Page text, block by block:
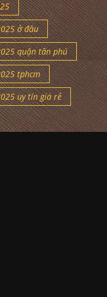
ở đâu
quận tân phú
tphcm
uy tín giá rẻ